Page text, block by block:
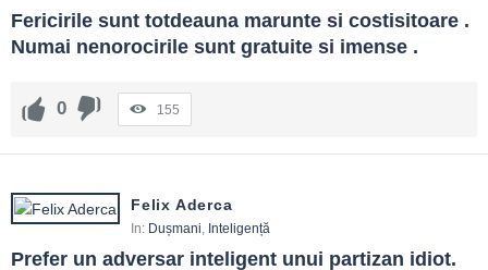
Fericirile sunt totdeauna marunte si costisitoare .
Numai nenorocirile sunt gratuite si imense .
0 155
Felix Aderca
In: Dușmani, Inteligență
Prefer un adversar inteligent unui partizan idiot.